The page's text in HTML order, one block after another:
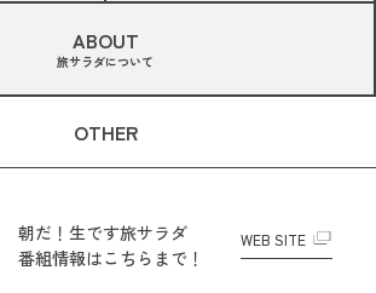
ABOUT
旅サラダについて
OTHER
朝だ！生です旅サラダ
番組情報はこちらまで！
WEB SITE